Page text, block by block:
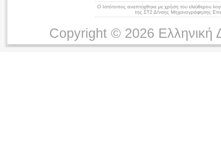
Ο Ιστότοπος αναπτύχθηκε με χρήση του ελεύθερου
της ΣΤ2 Δ/νσης Μηχανογράφησης
Copyright © 2026